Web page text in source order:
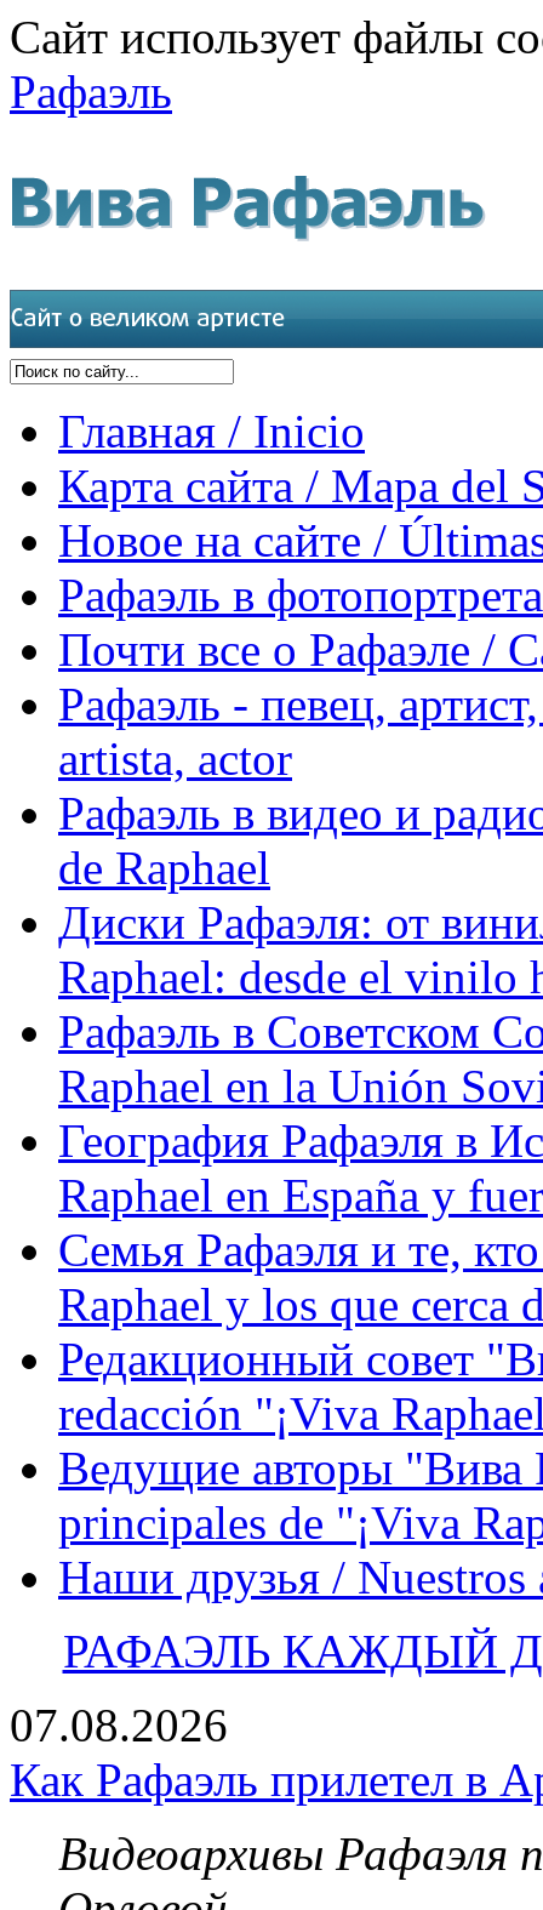
Сайт использует файлы
Рафаэль
Главная / Inicio
Карта сайта / Mapa del
Новое на сайте /
Рафаэль в
Почти все о Рафаэле /
Рафаэль - певец,
artista, actor
Рафаэль в видео и
de Raphael
Диски Рафаэля: от
Raphael: desde el vinilo
Рафаэль в Советском
Raphael en la Unión
География Рафаэля в
Raphael en España y
Семья Рафаэля и те,
Raphael y los que cerca
Редакционный совет
redacción "¡Viva
Ведущие авторы "Вива
principales de "¡Viva
Наши друзья / Nuestros
РАФАЭЛЬ КАЖДЫЙ
07.08.2026
Как Рафаэль прилетел в
Видеоархивы Рафаэля